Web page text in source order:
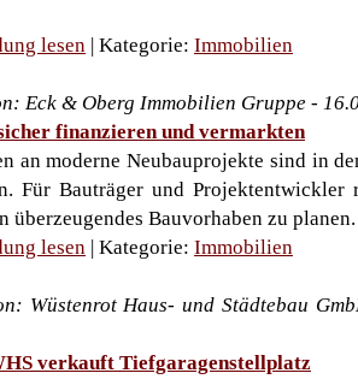
lesen | Kategorie: Immobilien
Eck & Oberg Immobilien Gruppe -
finanzieren und vermarkten
an moderne Neubauprojekte sind in
Für Bauträger und Projektentwickler
überzeugendes Bauvorhaben zu planen.
lesen | Kategorie: Immobilien
Wüstenrot Haus- und Städtebau
verkauft Tiefgaragenstellplatz